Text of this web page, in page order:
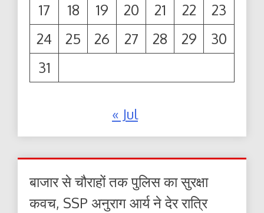
17
18 19 20 21 22
23
24
25 26 27 28 29
30
31
« Jul
बाजार से चौराहों तक पुलिस का सुरक्षा
कवच, SSP अनुराग आर्य ने देर रात्रि